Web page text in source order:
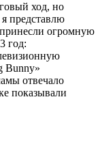
ход, но
я представлю
огромную
год:
Bunny»
отвечало
показывали